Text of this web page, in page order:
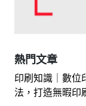
熱門文章
印刷知識｜數位
法，打造無暇印